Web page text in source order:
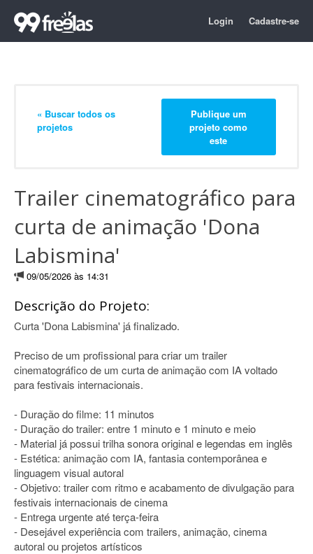
Login Cadastre-se
« Buscar todos os
projetos
Publique um
projeto como
este
Trailer cinematográfico para
curta de animação 'Dona
Labismina'
09/05/2026 às 14:31
Descrição do Projeto:
Curta 'Dona Labismina' já finalizado.
Preciso de um profissional para criar um trailer
cinematográfico de um curta de animação com IA voltado
para festivais internacionais.
- Duração do filme: 11 minutos
- Duração do trailer: entre 1 minuto e 1 minuto e meio
- Material já possui trilha sonora original e legendas em inglês
- Estética: animação com IA, fantasia contemporânea e
linguagem visual autoral
- Objetivo: trailer com ritmo e acabamento de divulgação para
festivais internacionais de cinema
- Entrega urgente até terça-feira
- Desejável experiência com trailers, animação, cinema
autoral ou projetos artísticos